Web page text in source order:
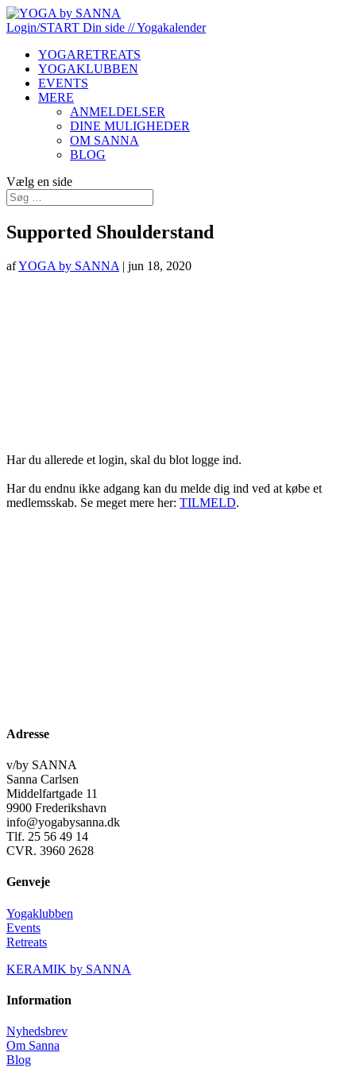
Login/START Din side // Yogakalender
YOGARETREATS
YOGAKLUBBEN
EVENTS
MERE
ANMELDELSER
DINE MULIGHEDER
OM SANNA
BLOG
Vælg en side
Supported Shoulderstand
afYOGA by SANNA | jun 18, 2020
Har du allerede et login, skal du blot logge ind.
Har du endnu ikke adgang kan du melde dig ind ved at købe et
medlemsskab. Se meget mere her: TILMELD.
Adresse
v/by SANNA
Sanna Carlsen
Middelfartgade 11
9900 Frederikshavn
info@yogabysanna.dk
Tlf. 25 56 49 14
CVR. 3960 2628
Genveje
Yogaklubben
Events
Retreats
KERAMIK by SANNA
Information
Nyhedsbrev
Om Sanna
Blog